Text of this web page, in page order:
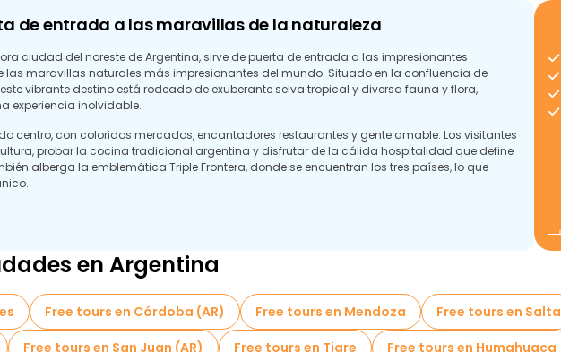
de entrada a las maravillas de la naturaleza
ciudad del noreste de Argentina, sirve de puerta de entrada a las impresionantes
las maravillas naturales más impresionantes del mundo. Situado en la confluencia de
vibrante destino está rodeado de exuberante selva tropical y diversa fauna y flora,
experiencia inolvidable.
centro, con coloridos mercados, encantadores restaurantes y gente amable. Los visitantes
probar la cocina tradicional argentina y disfrutar de la cálida hospitalidad que define
alberga la emblemática Triple Frontera, donde se encuentran los tres países, lo que
un espectáculo fascinante de agua atronadora. El parque nacional circundante ofrece
en Argentina
Free tours en Córdoba (AR) Free tours en Mendoza Free tours en Salta
Free tours en San Juan (AR) Free tours en Tigre Free tours en Humahuaca